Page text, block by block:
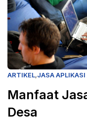
ARTIKEL,JASA APLIKASI
Manfaat
Desa